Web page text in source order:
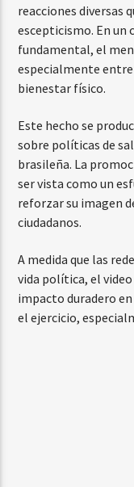
reacciones diversas
escepticismo. En un
fundamental, el
especialmente
bienestar físico.
Este hecho se
sobre políticas de
brasileña. La
ser vista como un
reforzar su imagen
ciudadanos.
A medida que las
vida política, el
impacto duradero
el ejercicio,